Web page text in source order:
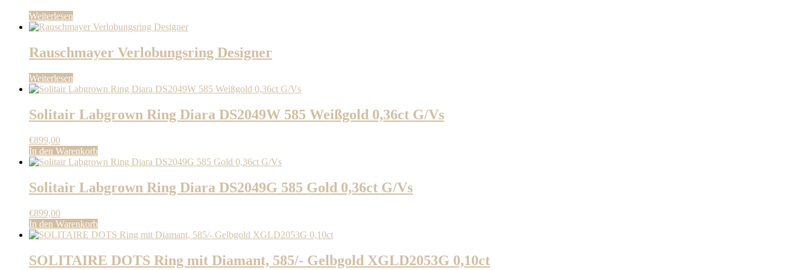
Weiterlesen
Rauschmayer Verlobungsring Designer
Weiterlesen
Solitair Labgrown Ring Diara DS2049W 585 Weißgold 0,36ct G/Vs
€899,00
In den Warenkorb
Solitair Labgrown Ring Diara DS2049G 585 Gold 0,36ct G/Vs
€899,00
In den Warenkorb
SOLITAIRE DOTS Ring mit Diamant, 585/- Gelbgold XGLD2053G 0,10ct